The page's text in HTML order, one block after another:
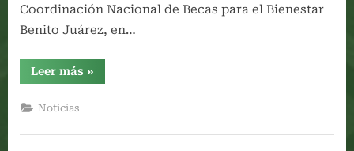
Coordinación Nacional de Becas para el Bienestar
Benito Juárez, en…
Leer más “INAUGURACIÓN
DE
PROGRAMAS
»
Noticias